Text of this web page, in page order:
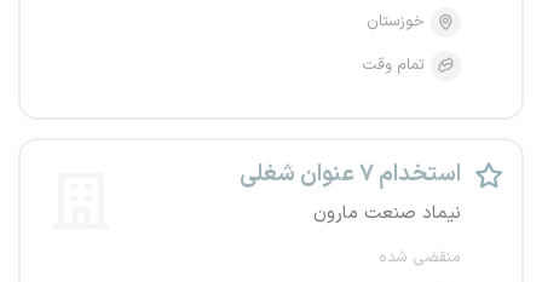
خوزستان
تمام وقت
استخدام ۷ عنوان شغلی
نیماد صنعت مارون
منقضی شده